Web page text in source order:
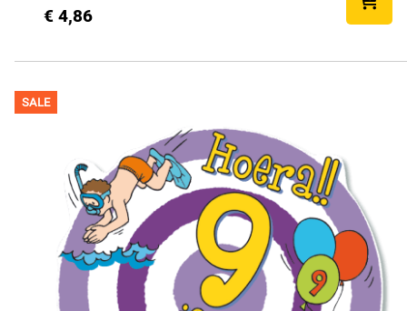
€ 4,86
SALE